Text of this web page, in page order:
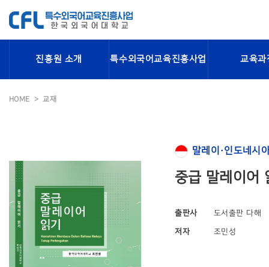
진흥원 소개 특수외국어교육진흥사업 교육과
HOME 교재
말레이·인도네시
중급 말레이어
출판사 도서출판 다해
저자 조민성